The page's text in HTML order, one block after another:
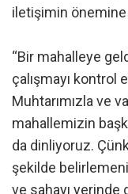
iletişimin
“Bir mahalleye
çalışmayı
Muhtarımızla ve
mahallemizin
da dinliyoruz.
şekilde
ve sahayı yerinde